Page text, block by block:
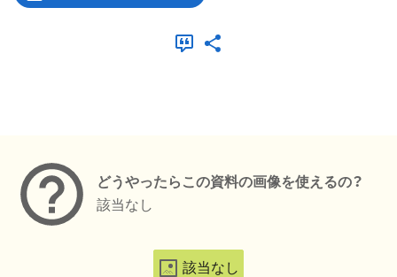
どうやったらこの資料の画像を使えるの？
該当なし
該当なし